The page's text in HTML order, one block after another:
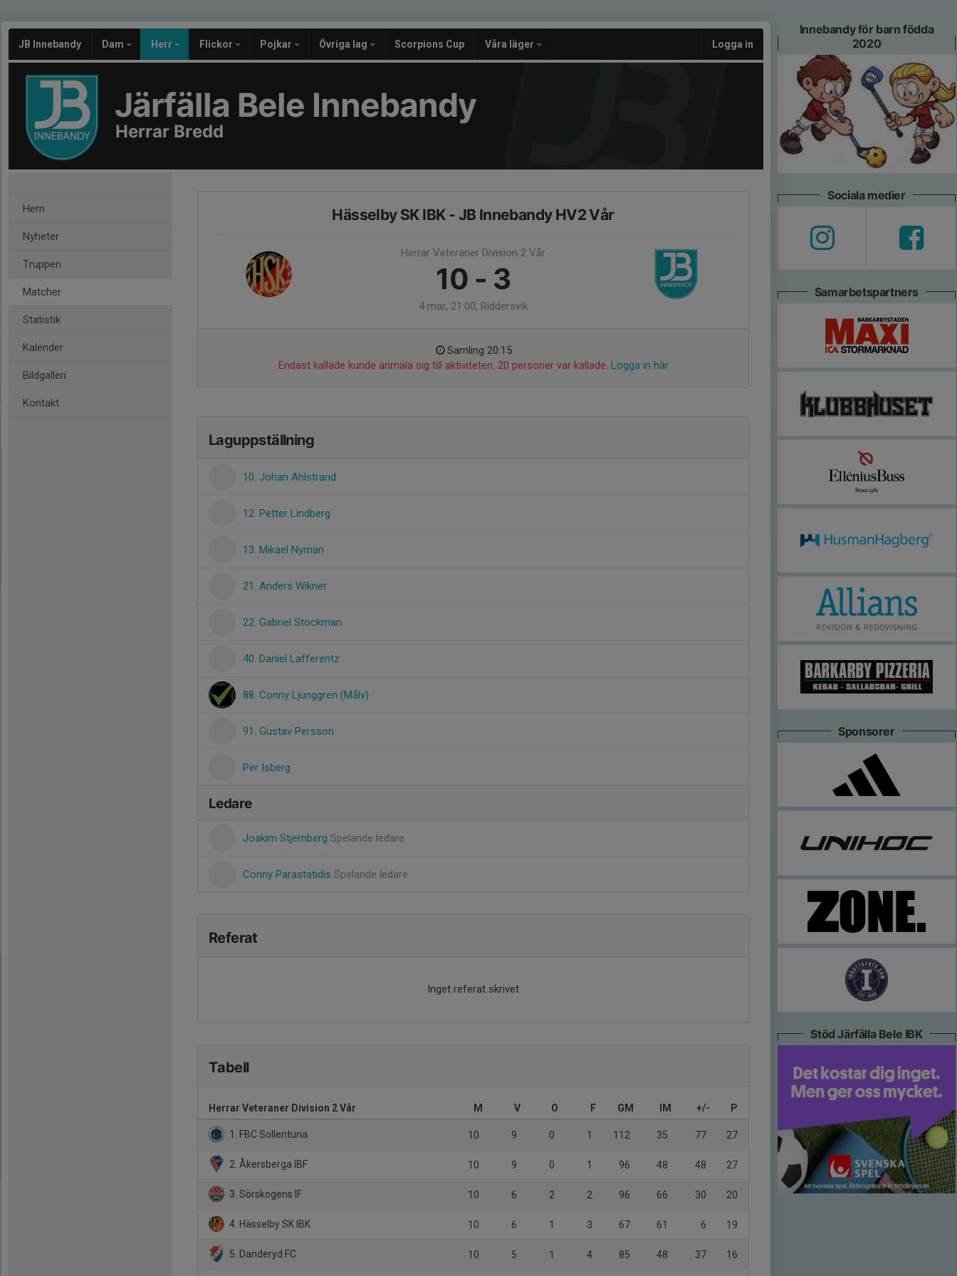
JB Innebandy Dam Herr Flickor Pojkar Övriga lag Scorpions Cup Våra läger Logga in
Järfälla Bele Innebandy
Herrar Bredd
Hem
Nyheter
Truppen
Matcher
Statistik
Kalender
Bildgalleri
Kontakt
Hässelby SK IBK - JB Innebandy HV2 Vår
Herrar Veteraner Division 2 Vår
10 - 3
4 mar, 21:00, Riddersvik
Samling 20:15
Endast kallade kunde anmäla sig till aktiviteten. 20 personer var kallade. Logga in här
Laguppställning
10. Johan Ahlstrand
12. Petter Lindberg
13. Mikael Nyman
21. Anders Wikner
22. Gabriel Stockman
40. Daniel Lafferentz
88. Conny Ljunggren (Målv)
91. Gustav Persson
Per Isberg
Ledare
Joakim Stjernberg Spelande ledare
Conny Parastatidis Spelande ledare
Referat
Inget referat skrivet
Tabell
Herrar Veteraner Division 2 Vår M V O F GM IM +/- P
1. FBC Sollentuna 10 9 0 1 112 35 77 27
2. Åkersberga IBF 10 9 0 1 96 48 48 27
3. Sörskogens IF 10 6 2 2 96 66 30 20
4. Hässelby SK IBK 10 6 1 3 67 61 6 19
5. Danderyd FC 10 5 1 4 85 48 37 16
Innebandy för barn födda
2020
Sociala medier
Samarbetspartners
Sponsorer
Stöd Järfälla Bele IBK